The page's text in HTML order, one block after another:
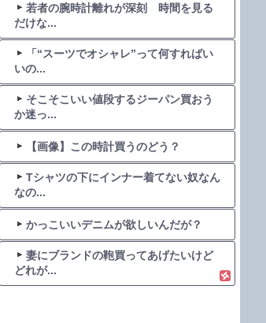
若者の腕時計離れが深刻 時間を見る
だけな...
「“スーツでオシャレ”って何すればい
いの...
そこそこいい値段するジーパン買おう
か迷っ...
【画像】この時計買うのどう？
Tシャツの下にインナー着てない奴なん
なの...
かっこいいデニムが欲しいんだが？
妻にブランドの鞄買ってあげたいけど
どれが...